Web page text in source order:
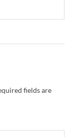
fields are